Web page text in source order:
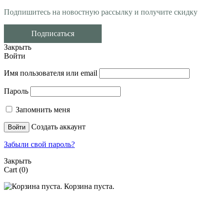
Подпишитесь на новостную рассылку и получите скидку
Подписаться
Закрыть
Войти
Имя пользователя или email
Пароль
Запомнить меня
Войти Создать аккаунт
Забыли свой пароль?
Закрыть
Cart (0)
Корзина пуста.